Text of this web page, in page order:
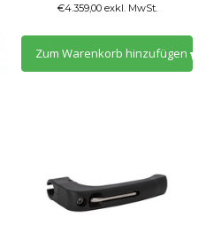
€4.359,00 exkl. MwSt.
Zum Warenkorb hinzufügen